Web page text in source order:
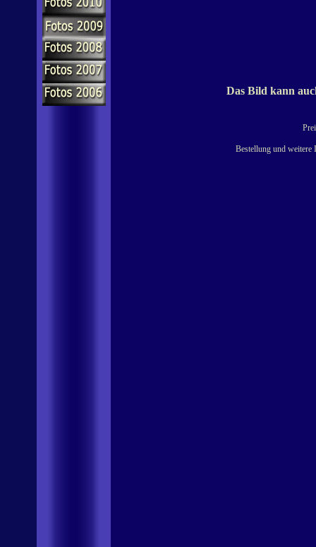
Das Bild kann
Bestellung und weitere